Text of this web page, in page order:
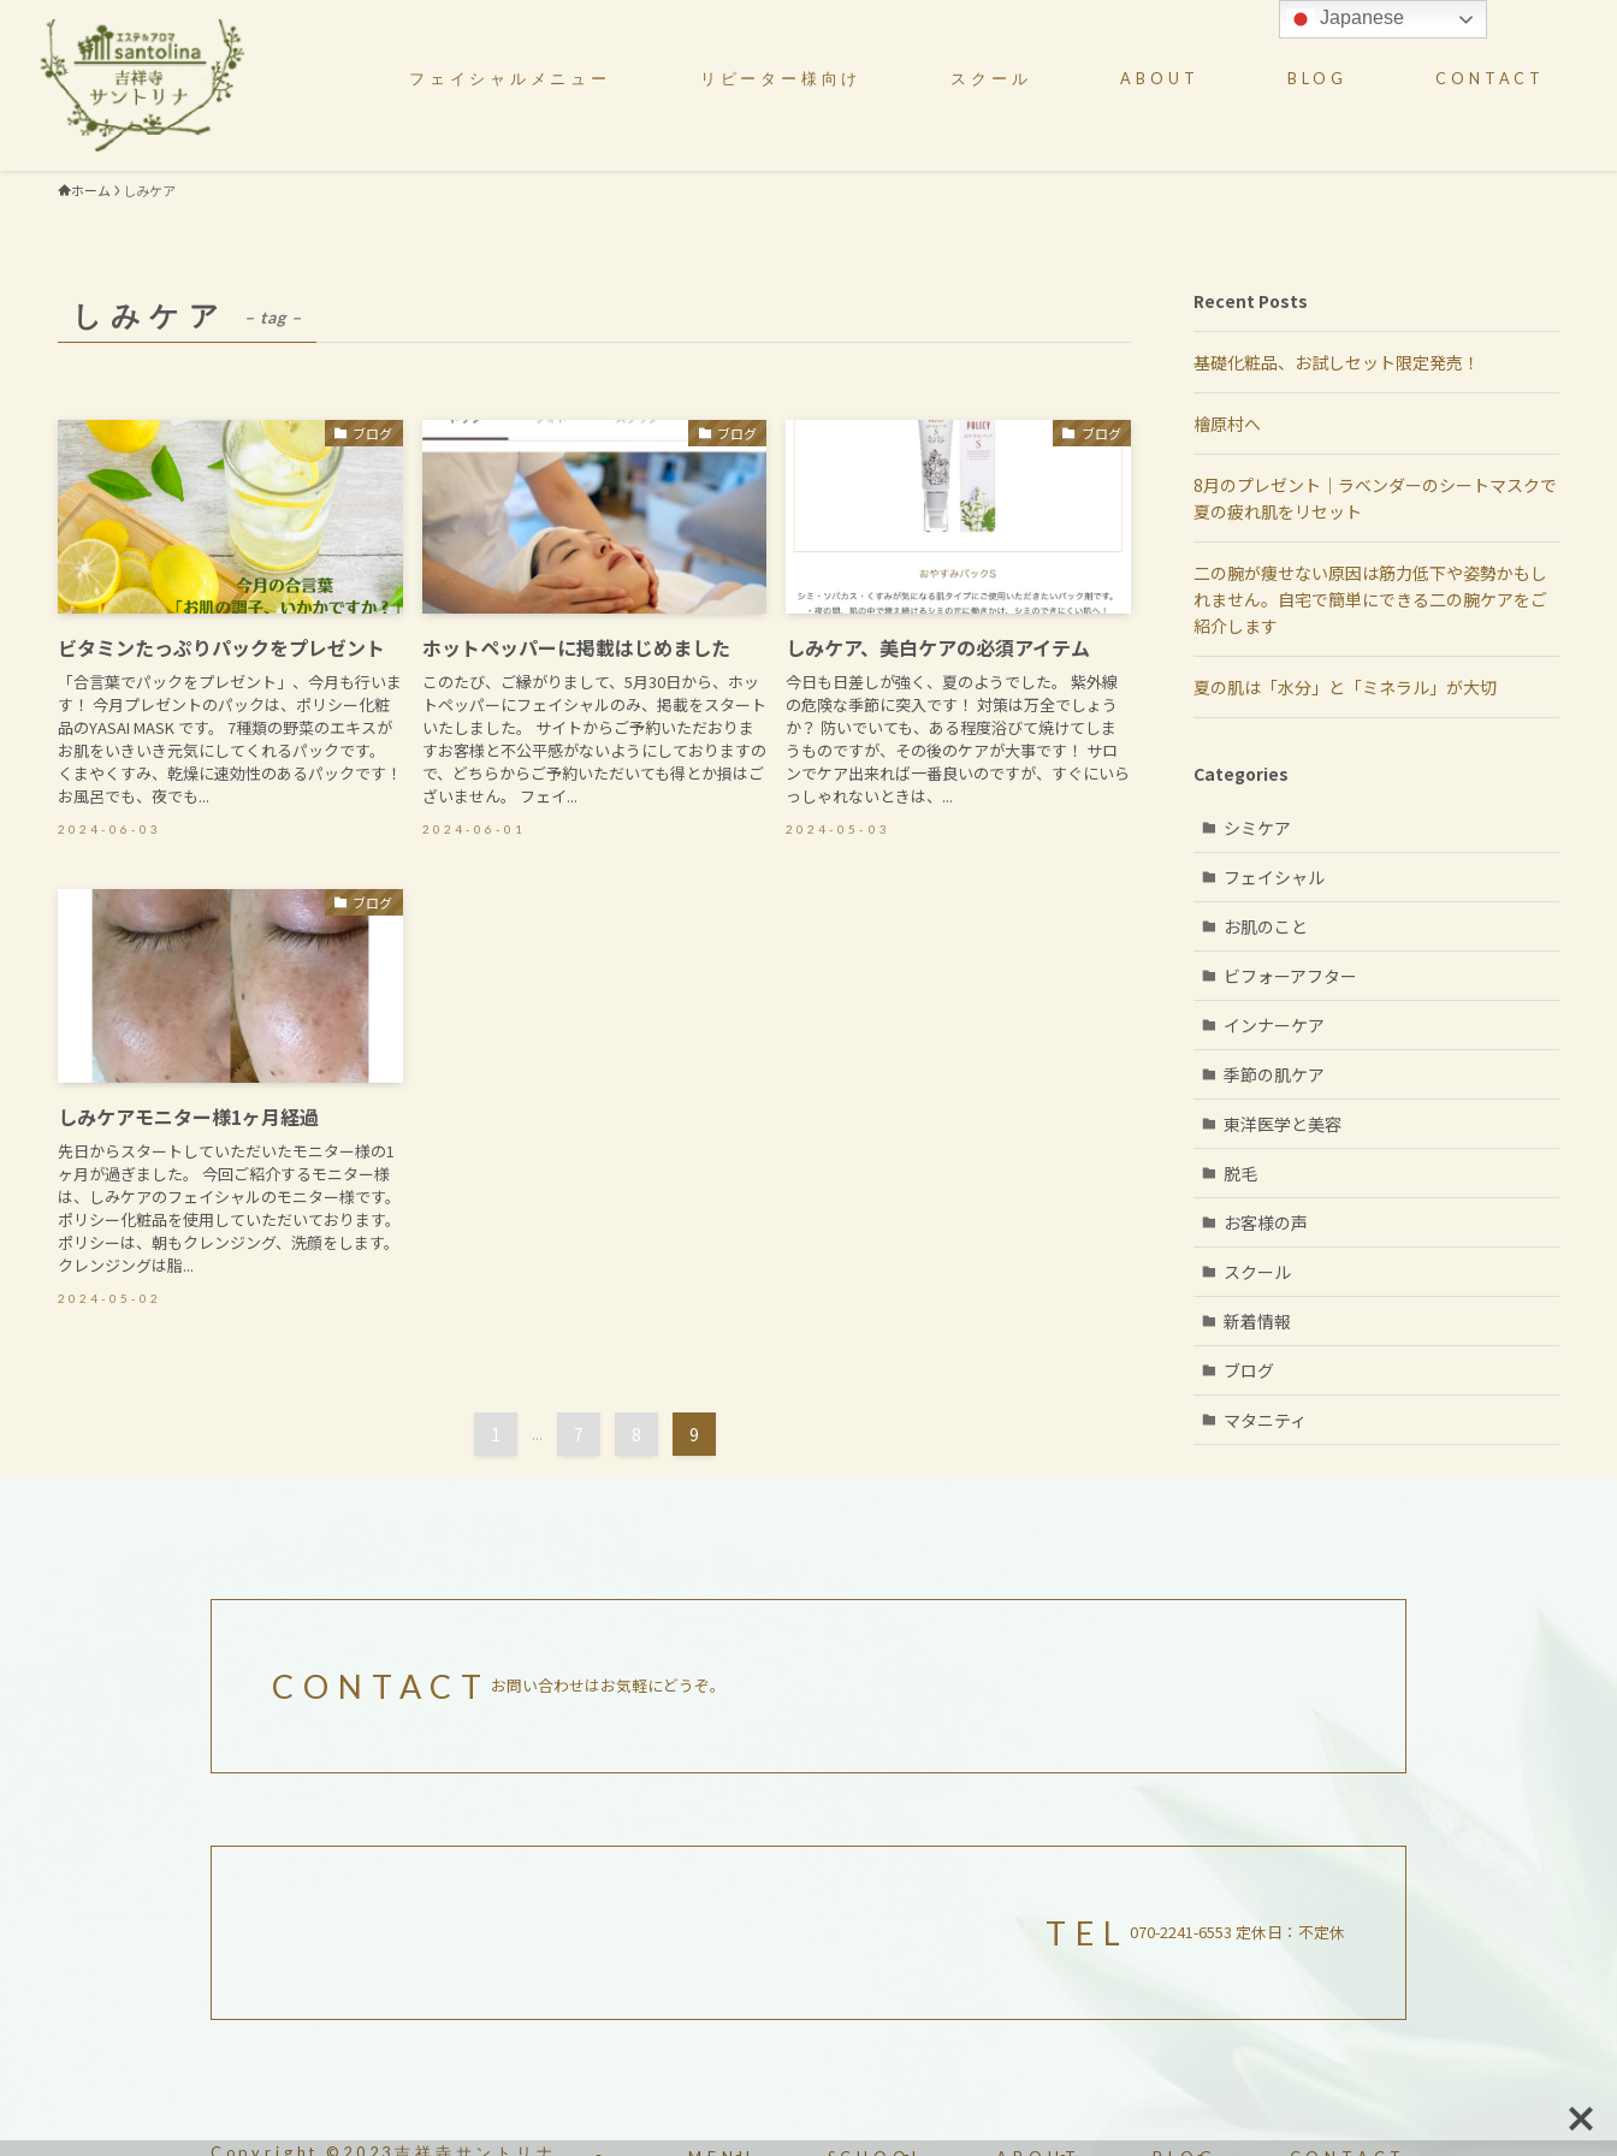
フェイシャルメニュー リピーター様向け スクール ABOUT BLOG CONTACT
ホーム しみケア
しみケア – tag –
ブログ
ビタミンたっぷりパックをプレゼント
「合言葉でパックをプレゼント」、今月も行いま
す！ 今月プレゼントのパックは、ポリシー化粧
品のYASAI MASK です。 7種類の野菜のエキスが
お肌をいきいき元気にしてくれるパックです。
くまやくすみ、乾燥に速効性のあるパックです！
お風呂でも、夜でも...
2024-06-03
ブログ
ホットペッパーに掲載はじめました
このたび、ご縁がりまして、5月30日から、ホッ
トペッパーにフェイシャルのみ、掲載をスタート
いたしました。 サイトからご予約いただおりま
すお客様と不公平感がないようにしておりますの
で、どちらからご予約いただいても得とか損はご
ざいません。 フェイ...
2024-06-01
ブログ
しみケア、美白ケアの必須アイテム
今日も日差しが強く、夏のようでした。 紫外線
の危険な季節に突入です！ 対策は万全でしょう
か？ 防いでいても、ある程度浴びて焼けてしま
うものですが、その後のケアが大事です！ サロ
ンでケア出来れば一番良いのですが、すぐにいら
っしゃれないときは、...
2024-05-03
ブログ
しみケアモニター様1ヶ月経過
先日からスタートしていただいたモニター様の1
ヶ月が過ぎました。 今回ご紹介するモニター様
は、しみケアのフェイシャルのモニター様です。
ポリシー化粧品を使用していただいております。
ポリシーは、朝もクレンジング、洗顔をします。
クレンジングは脂...
2024-05-02
1 ... 7 8 9
Recent Posts
基礎化粧品、お試しセット限定発売！
檜原村へ
8月のプレゼント｜ラベンダーのシートマスクで
夏の疲れ肌をリセット
二の腕が痩せない原因は筋力低下や姿勢かもし
れません。自宅で簡単にできる二の腕ケアをご
紹介します
夏の肌は「水分」と「ミネラル」が大切
Categories
シミケア
フェイシャル
お肌のこと
ビフォーアフター
インナーケア
季節の肌ケア
東洋医学と美容
脱毛
お客様の声
スクール
新着情報
ブログ
マタニティ
CONTACT お問い合わせはお気軽にどうぞ。
TEL070-2241-6553 定休日：不定休
Japanese